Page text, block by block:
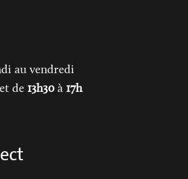
au vendredi
de 13h30 à 17h